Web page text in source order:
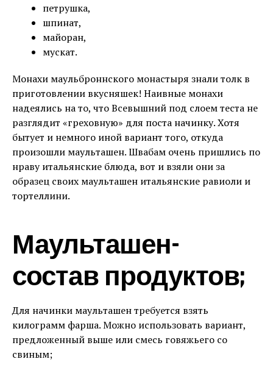
петрушка,
шпинат,
майоран,
мускат.
Монахи маульброннского монастыря знали толк в
приготовлении вкусняшек! Наивные монахи
надеялись на то, что Всевышний под слоем теста не
разглядит «греховную» для поста начинку. Хотя
бытует и немного иной вариант того, откуда
произошли маульташен. Швабам очень пришлись по
нраву итальянские блюда, вот и взяли они за
образец своих маульташен итальянские равиоли и
тортеллини.
Маульташен-
состав продуктов;
Для начинки маульташен требуется взять
килограмм фарша. Можно использовать вариант,
предложенный выше или смесь говяжьего со
свиным;